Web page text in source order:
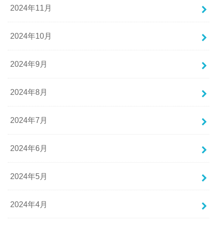
2024年11月
2024年10月
2024年9月
2024年8月
2024年7月
2024年6月
2024年5月
2024年4月